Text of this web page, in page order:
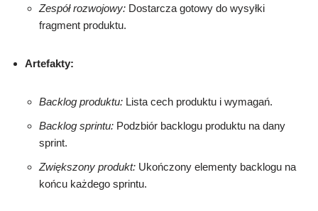
Zespół rozwojowy: Dostarcza gotowy do wysyłki
fragment produktu.
Artefakty:
Backlog produktu: Lista cech produktu i wymagań.
Backlog sprintu: Podzbiór backlogu produktu na dany
sprint.
Zwiększony produkt: Ukończony elementy backlogu na
końcu każdego sprintu.